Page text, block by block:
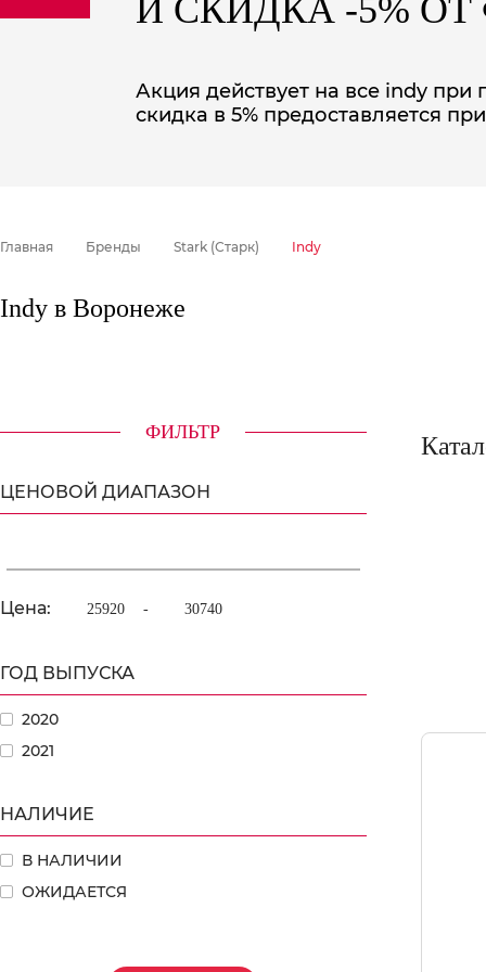
sale
И СКИДКА -5%
Акция действует на все indy
скидка в 5% предоставляется
Главная Бренды Stark (Старк) Indy
Indy в Воронеже
ФИЛЬТР
ЦЕНОВОЙ ДИАПАЗОН
Цена: -
ГОД ВЫПУСКА
2020
2021
НАЛИЧИЕ
В НАЛИЧИИ
ОЖИДАЕТСЯ